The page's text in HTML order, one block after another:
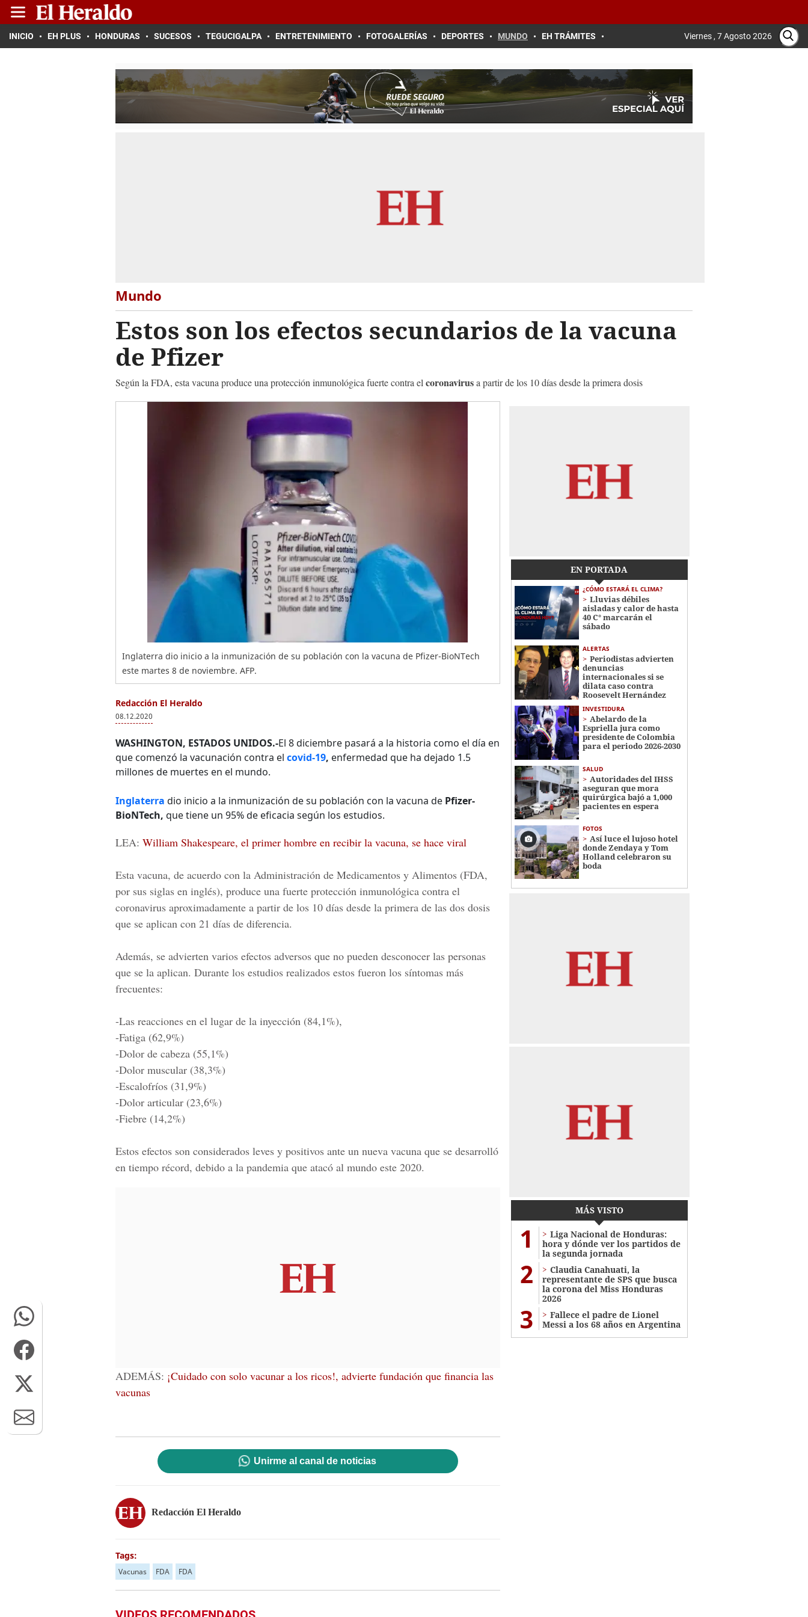
INICIO EH PLUS HONDURAS SUCESOS TEGUCIGALPA ENTRETENIMIENTO FOTOGALERÍAS DEPORTES MUNDO EH TRÁMITES Viernes , 7 Agosto 2026
Mundo
Estos son los efectos secundarios de la vacuna
de Pfizer
Según la FDA, esta vacuna produce una protección inmunológica fuerte contra el coronavirusa partir de los 10 días desde la primera dosis
Inglaterra dio inicio a la inmunización de su población con la vacuna de Pfizer-BioNTech
este martes 8 de noviembre. AFP.
Redacción El Heraldo
08.12.2020
WASHINGTON, ESTADOS UNIDOS.-El 8 diciembre pasará a la historia como el día en
que comenzó la vacunación contra el covid-19, enfermedad que ha dejado 1.5
millones de muertes en el mundo.
Inglaterra dio inicio a la inmunización de su población con la vacuna de Pfizer-
BioNTech, que tiene un 95% de eficacia según los estudios.
LEA: William Shakespeare, el primer hombre en recibir la vacuna, se hace viral
Esta vacuna, de acuerdo con la Administración de Medicamentos y Alimentos (FDA,
por sus siglas en inglés), produce una fuerte protección inmunológica contra el
coronavirus aproximadamente a partir de los 10 días desde la primera de las dos dosis
que se aplican con 21 días de diferencia.
Además, se advierten varios efectos adversos que no pueden desconocer las personas
que se la aplican. Durante los estudios realizados estos fueron los síntomas más
frecuentes:
-Las reacciones en el lugar de la inyección (84,1%),
-Fatiga (62,9%)
-Dolor de cabeza (55,1%)
-Dolor muscular (38,3%)
-Escalofríos (31,9%)
-Dolor articular (23,6%)
-Fiebre (14,2%)
Estos efectos son considerados leves y positivos ante un nueva vacuna que se desarrolló
en tiempo récord, debido a la pandemia que atacó al mundo este 2020.
ADEMÁS: ¡Cuidado con solo vacunar a los ricos!, advierte fundación que financia las
vacunas
Unirme al canal de noticias
Redacción El Heraldo
Tags:
Vacunas FDA FDA
EN PORTADA
¿CÓMO ESTARÁ EL CLIMA?
Lluvias débiles
aisladas y calor de hasta
40 C° marcarán el
sábado
ALERTAS
Periodistas advierten
denuncias
internacionales si se
dilata caso contra
Roosevelt Hernández
INVESTIDURA
Abelardo de la
Espriella jura como
presidente de Colombia
para el periodo 2026-2030
SALUD
Autoridades del IHSS
aseguran que mora
quirúrgica bajó a 1,000
pacientes en espera
FOTOS
Así luce el lujoso hotel
donde Zendaya y Tom
Holland celebraron su
boda
MÁS VISTO
1
Liga Nacional de Honduras:
hora y dónde ver los partidos de
la segunda jornada
2
Claudia Canahuati, la
representante de SPS que busca
la corona del Miss Honduras
2026
3
Fallece el padre de Lionel
Messi a los 68 años en Argentina